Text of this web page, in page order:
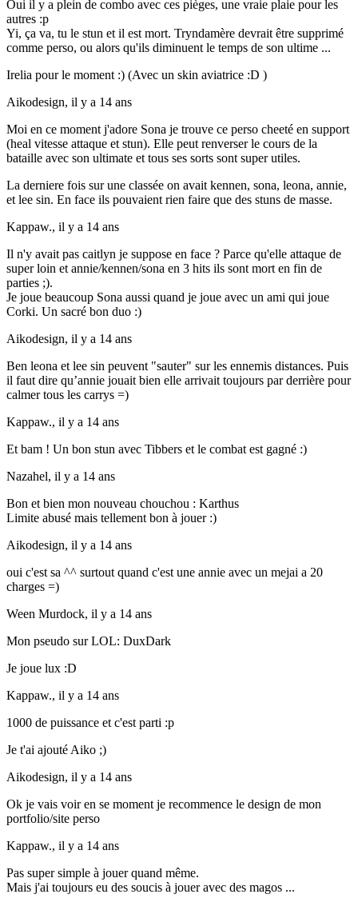
Oui il y a plein de combo avec ces pièges, une vraie plaie pour les
autres :p
Yi, ça va, tu le stun et il est mort. Tryndamère devrait être supprimé
comme perso, ou alors qu'ils diminuent le temps de son ultime ...
Irelia pour le moment :) (Avec un skin aviatrice :D )
Aikodesign, il y a 14 ans
Moi en ce moment j'adore Sona je trouve ce perso cheeté en support
(heal vitesse attaque et stun). Elle peut renverser le cours de la
bataille avec son ultimate et tous ses sorts sont super utiles.
La derniere fois sur une classée on avait kennen, sona, leona, annie,
et lee sin. En face ils pouvaient rien faire que des stuns de masse.
Kappaw., il y a 14 ans
Il n'y avait pas caitlyn je suppose en face ? Parce qu'elle attaque de
super loin et annie/kennen/sona en 3 hits ils sont mort en fin de
parties ;).
Je joue beaucoup Sona aussi quand je joue avec un ami qui joue
Corki. Un sacré bon duo :)
Aikodesign, il y a 14 ans
Ben leona et lee sin peuvent "sauter" sur les ennemis distances. Puis
il faut dire qu’annie jouait bien elle arrivait toujours par derrière pour
calmer tous les carrys =)
Kappaw., il y a 14 ans
Et bam ! Un bon stun avec Tibbers et le combat est gagné :)
Nazahel, il y a 14 ans
Bon et bien mon nouveau chouchou : Karthus
Limite abusé mais tellement bon à jouer :)
Aikodesign, il y a 14 ans
oui c'est sa ^^ surtout quand c'est une annie avec un mejai a 20
charges =)
Ween Murdock, il y a 14 ans
Mon pseudo sur LOL: DuxDark
Je joue lux :D
Kappaw., il y a 14 ans
1000 de puissance et c'est parti :p
Je t'ai ajouté Aiko ;)
Aikodesign, il y a 14 ans
Ok je vais voir en se moment je recommence le design de mon
portfolio/site perso
Kappaw., il y a 14 ans
Pas super simple à jouer quand même.
Mais j'ai toujours eu des soucis à jouer avec des magos ...